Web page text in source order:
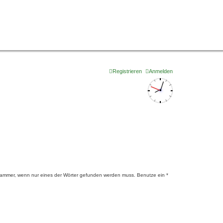
Anmelden
Registrieren
wenn nur eines der Wörter gefunden werden muss. Benutze ein *